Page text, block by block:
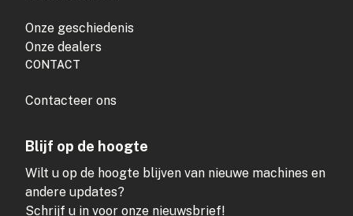
Onze geschiedenis
Onze dealers
CONTACT
Contacteer ons
Blijf op de hoogte
Wilt u op de hoogte blijven van nieuwe machines en
andere updates?
Schrijf u in voor onze nieuwsbrief!